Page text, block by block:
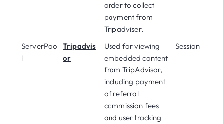
order to collect
payment from
Tripadviser.
ServerPoo
l
Tripadvis
or
Used for viewing
embedded content
from TripAdvisor,
including payment
of referral
commission fees
and user tracking
Session